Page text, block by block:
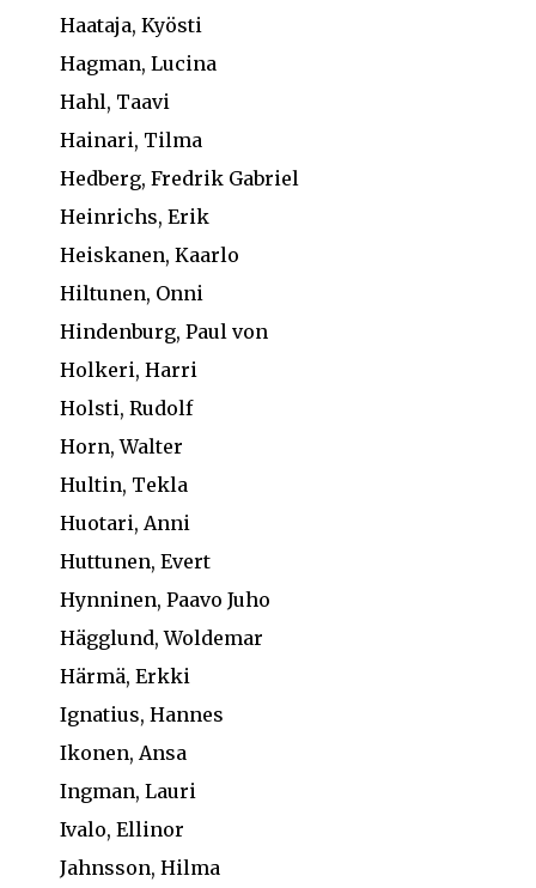
Haataja, Kyösti
Hagman, Lucina
Hahl, Taavi
Hainari, Tilma
Hedberg, Fredrik Gabriel
Heinrichs, Erik
Heiskanen, Kaarlo
Hiltunen, Onni
Hindenburg, Paul von
Holkeri, Harri
Holsti, Rudolf
Horn, Walter
Hultin, Tekla
Huotari, Anni
Huttunen, Evert
Hynninen, Paavo Juho
Hägglund, Woldemar
Härmä, Erkki
Ignatius, Hannes
Ikonen, Ansa
Ingman, Lauri
Ivalo, Ellinor
Jahnsson, Hilma